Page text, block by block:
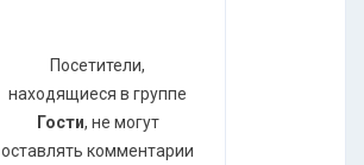
Посетители,
находящиеся в группе
Гости, не могут
оставлять комментарии